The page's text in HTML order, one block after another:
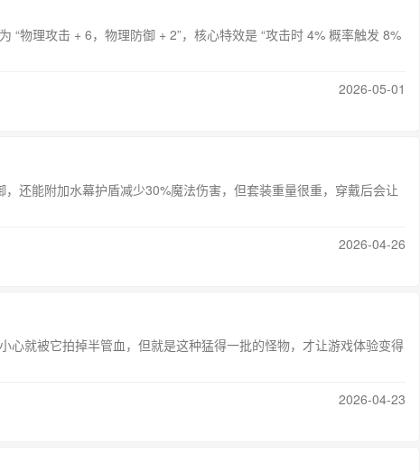
“物理攻击 + 6，物理防御 + 2”，核心特效是 “攻击时 4% 概率触发 8%
2026-05-01
还能附加水幕护盾减少30%魔法伤害，但套装重量很重，穿戴后会让
2026-04-26
就被它拍掉半管血，但就是这种猛得一批的怪物，才让游戏体验变得
2026-04-23